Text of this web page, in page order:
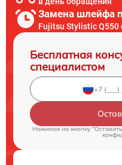
Замена шлейфа
Fujitsu Stylistic Q550
Бесплатная
специалистом
Нажимая на кнопку